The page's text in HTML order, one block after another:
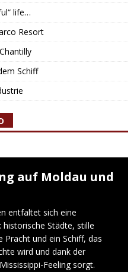
life…
Resort
Schiff
auf Moldau und
entfaltet sich eine
historische Städte, stille
Pracht und ein Schiff, das
wird und dank der
Feeling sorgt.